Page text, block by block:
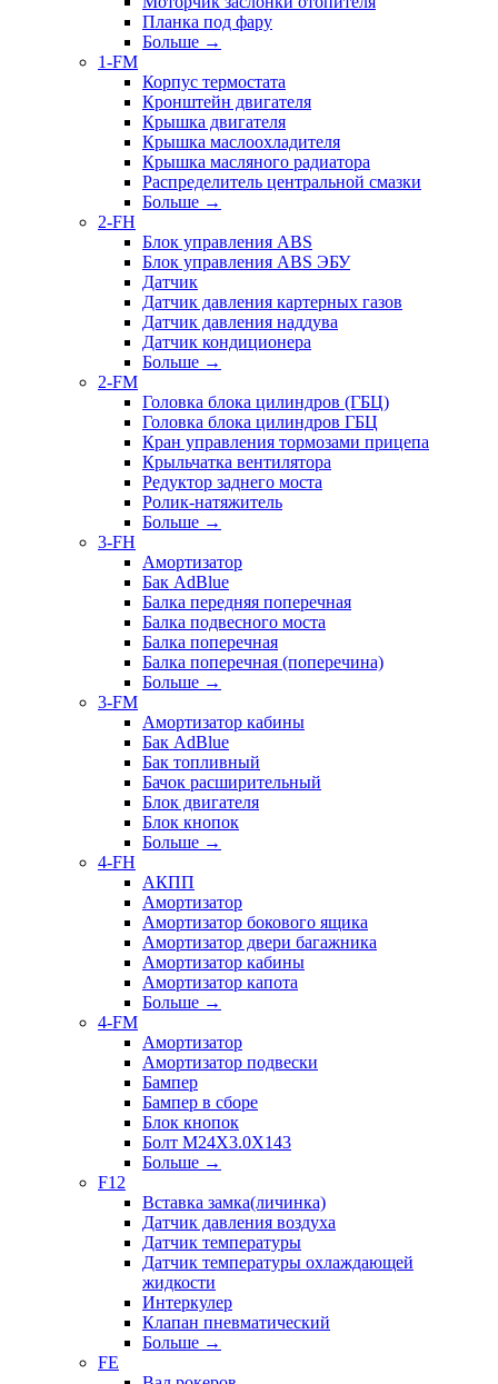
Планка под фару
Больше →
1-FM
Корпус термостата
Кронштейн двигателя
Крышка двигателя
Крышка маслоохладителя
Крышка масляного радиатора
Распределитель центральной смазки
Больше →
2-FH
Блок управления ABS
Блок управления ABS ЭБУ
Датчик
Датчик давления картерных газов
Датчик давления наддува
Датчик кондиционера
Больше →
2-FM
Головка блока цилиндров (ГБЦ)
Головка блока цилиндров ГБЦ
Кран управления тормозами прицепа
Крыльчатка вентилятора
Редуктор заднего моста
Ролик-натяжитель
Больше →
3-FH
Амортизатор
Бак AdBlue
Балка передняя поперечная
Балка подвесного моста
Балка поперечная
Балка поперечная (поперечина)
Больше →
3-FM
Амортизатор кабины
Бак AdBlue
Бак топливный
Бачок расширительный
Блок двигателя
Блок кнопок
Больше →
4-FH
АКПП
Амортизатор
Амортизатор бокового ящика
Амортизатор двери багажника
Амортизатор кабины
Амортизатор капота
Больше →
4-FM
Амортизатор
Амортизатор подвески
Бампер
Бампер в сборе
Блок кнопок
Болт M24X3.0X143
Больше →
F12
Вставка замка(личинка)
Датчик давления воздуха
Датчик температуры
Датчик температуры охлаждающей
жидкости
Интеркулер
Клапан пневматический
Больше →
FE